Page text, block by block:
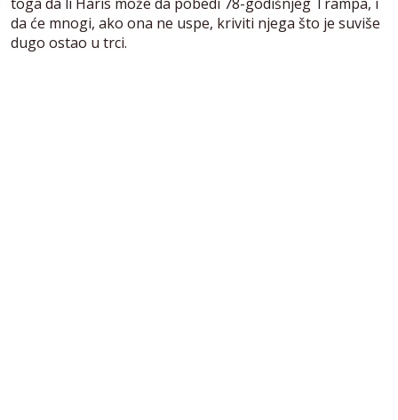
da će mnogi, ako ona ne uspe, kriviti njega što je suviše
dugo ostao u trci.